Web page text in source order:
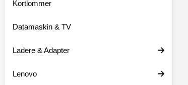
Kortlommer
Datamaskin & TV
Ladere & Adapter
Lenovo